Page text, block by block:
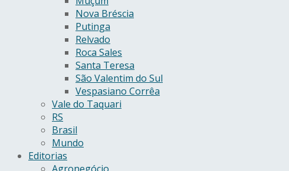
Nova Bréscia
Putinga
Relvado
Roca Sales
Santa Teresa
São Valentim do Sul
Vespasiano Corrêa
Vale do Taquari
RS
Brasil
Mundo
Editorias